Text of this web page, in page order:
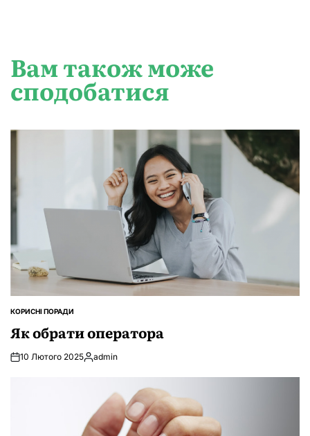
Вам також може
сподобатися
ОПУБЛІКУВАТИ
КОРИСНІ ПОРАДИ
Як обрати оператора
10 Лютого 2025Опубліковано
admin